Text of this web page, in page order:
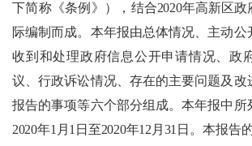
下简称《条例》）， 结合2020年高新区
际编制而成。本年报由总体情况、主动公
收到和处理政府信息公开申请情况、政
议、行政诉讼情况、存在的主要问题及改
报告的事项等六个部分组成。本年报中所
2020年1月1日至2020年12月31日。 本报告